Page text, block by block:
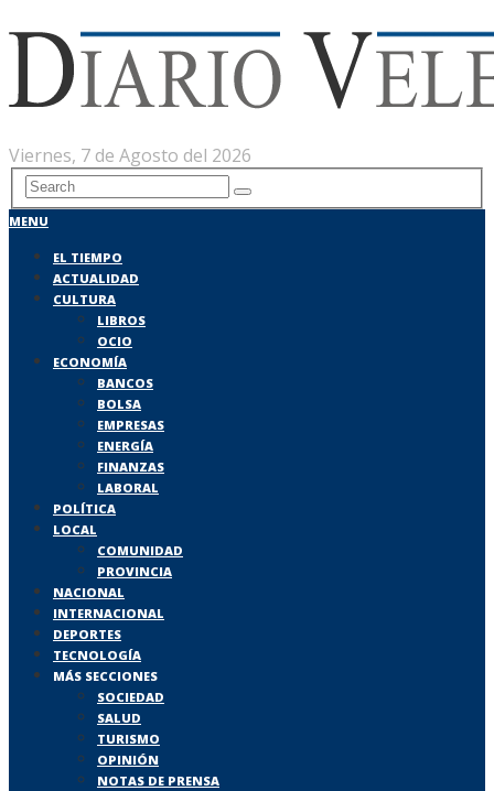
Viernes, 7 de Agosto del 2026
MENU
EL TIEMPO
ACTUALIDAD
CULTURA
LIBROS
OCIO
ECONOMÍA
BANCOS
BOLSA
EMPRESAS
ENERGÍA
FINANZAS
LABORAL
POLÍTICA
LOCAL
COMUNIDAD
PROVINCIA
NACIONAL
INTERNACIONAL
DEPORTES
TECNOLOGÍA
MÁS SECCIONES
SOCIEDAD
SALUD
TURISMO
OPINIÓN
NOTAS DE PRENSA